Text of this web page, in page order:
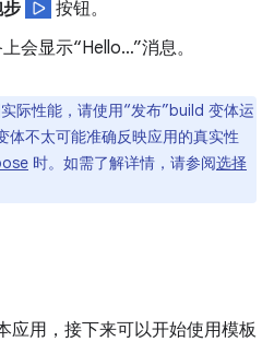
按钮。
会显示“Hello…”消息。
际性能，请使用“发布”build 变体运
体不太可能准确反映应用的真实性
时。如需了解详情，请参阅选择
应用，接下来可以开始使用模板